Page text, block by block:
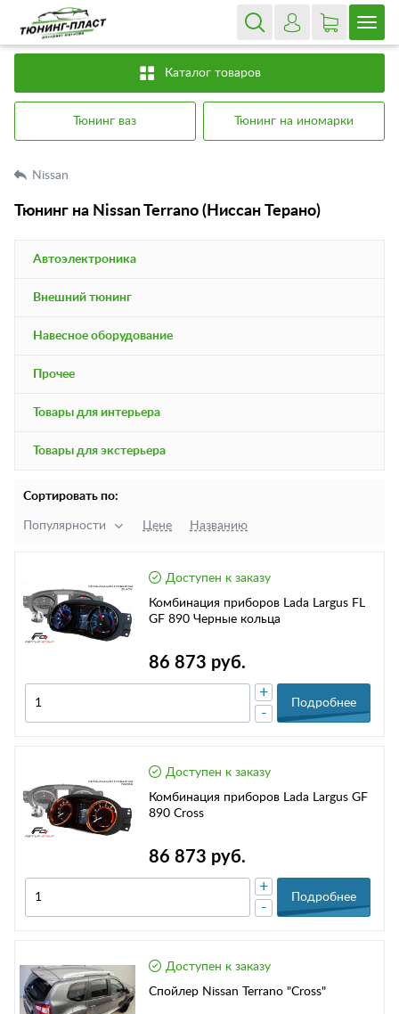
Каталог товаров
Тюнинг ваз Тюнинг на иномарки
Nissan
Тюнинг на Nissan Terrano (Ниссан Терано)
Автоэлектроника
Внешний тюнинг
Навесное оборудование
Прочее
Товары для интерьера
Товары для экстерьера
Сортировать по:
Популярности Цене Названию
Доступен к заказу
Комбинация приборов Lada Largus FL
GF 890 Черные кольца
86 873 руб.
-
+
Подробнее
Доступен к заказу
Комбинация приборов Lada Largus GF
890 Cross
86 873 руб.
-
+
Подробнее
Доступен к заказу
Спойлер Nissan Terrano "Cross"